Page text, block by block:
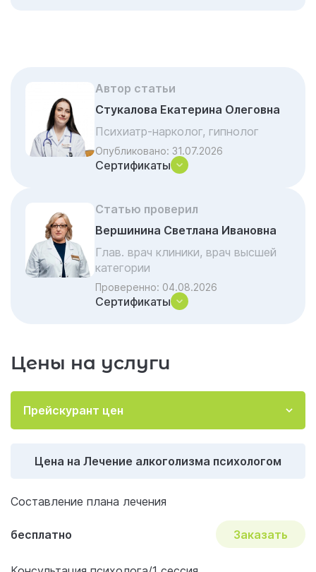
психиатрия в борьбе с алкоголизмом
Инновационные подходы в
психологической коррекции зависимости в
Санкт-Петербурге
Особенности работы с различными
Психологическое кодирование:
современный взгляд на запретительную
терапию
Комплексная программа реабилитации:
восстановление на всех уровнях
Работа с созависимостью:
клиники Гармония в Санкт-Петербурге
Эффективность психотерапевтического
подхода: реальные результаты
Начните свой путь к трезвости сегодня
Отзывы об услуге «Лечение алкоголизма
Акции и скидки на лечение
Автор статьи
Стукалова Екатерина Олеговна
Психиатр-нарколог, гипнолог
Опубликовано: 31.07.2026
Сертификаты
Статью проверил
Вершинина Светлана Ивановна
Глав. врач клиники, врач высшей
категории
Проверенно: 04.08.2026
Сертификаты
Цены на услуги
Прейскурант цен
Цена на Лечение алкоголизма психологом
Составление плана лечения
бесплатно Заказать